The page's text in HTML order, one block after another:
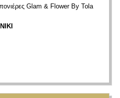
Glam & Flower By Tola